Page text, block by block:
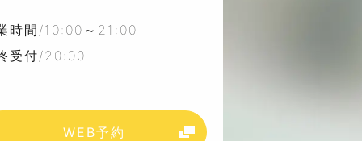
時間/10:00～21:00
受付/20:00
WEB予約